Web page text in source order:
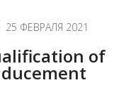
25 ФЕВРАЛЯ 2021
of